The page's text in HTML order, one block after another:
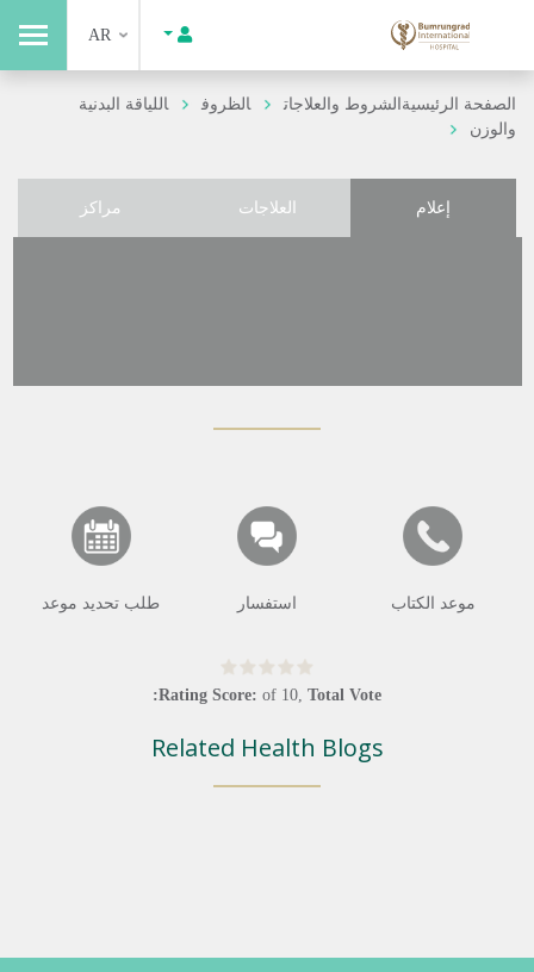
AR
الصفحة الرئيسيةالشروط والعلاجات الظروف
اللياقة البدنية
والوزن
إعلام العلاجات مراكز
موعد الكتاب استفسار طلب تحديد موعد
Rating Score: of 10, Total Vote:
Related Health Blogs